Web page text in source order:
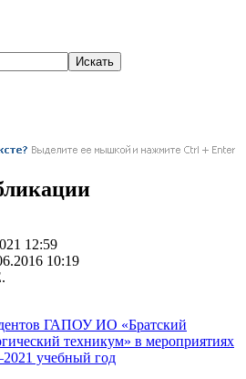
12:59
10:19
ГАПОУ ИО «Братский
техникум» в мероприятиях
учебный год